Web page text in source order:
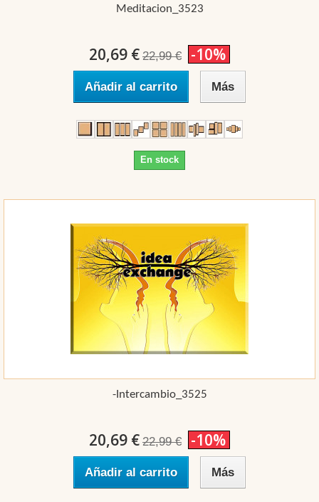
Meditacion_3523
20,69 € 22,99 € -10%
Añadir al carrito Más
En stock
-intercambio_3525
20,69 € 22,99 € -10%
Añadir al carrito Más